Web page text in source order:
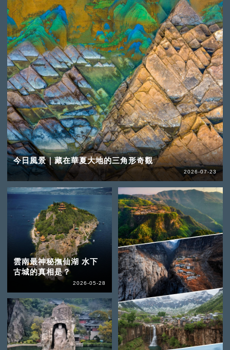
今日風景｜藏在華夏大地的三角形奇觀
2026-07-23
雲南最神秘撫仙湖 水下
古城的真相是？
2026-05-28